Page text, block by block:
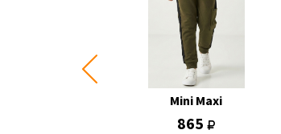
Mini Maxi
865